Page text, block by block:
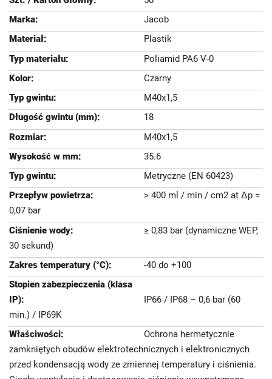
Jacob
Plastik
Poliamid PA6 V-0
Czarny
M40x1,5
18
M40x1,5
35.6
Metryczne (EN 60423)
> 400 ml / min / cm2 at Δp =
0,07 bar
≥ 0,83 bar (dynamiczne WEP,
30 sekund)
-40 do +100
IP66 / IP68 – 0,6 bar (60
min.) / IP69K
Ochrona hermetycznie
zamkniętych obudów elektrotechnicznych i elektronicznych
przed kondensacją wody ze zmiennej temperatury i ciśnienia.